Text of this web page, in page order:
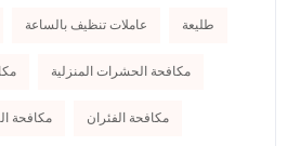
طليعة عاملات تنظيف بالساعة
مكافحة الحشرات المنزلية
مكافحة الفئران مكافحة